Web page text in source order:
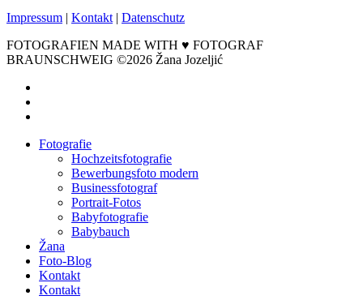
Impressum | Kontakt | Datenschutz
FOTOGRAFIEN MADE WITH ♥ FOTOGRAF
BRAUNSCHWEIG ©2026 Žana Jozeljić
Close
Fotografie
Hochzeitsfotografie
Bewerbungsfoto modern
Businessfotograf
Portrait-Fotos
Babyfotografie
Babybauch
Žana
Foto-Blog
Kontakt
Kontakt